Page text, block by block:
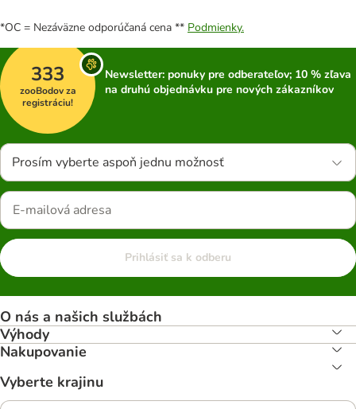
*OC = Nezáväzne odporúčaná cena ** Podmienky.
333
zooBodov za
registráciu!
Newsletter: ponuky pre odberateľov; 10 % zľava
na druhú objednávku pre nových zákazníkov
Prosím vyberte aspoň jednu možnosť
Prihlásiť sa k odberu
O nás a našich službách
Výhody
Nakupovanie
Vyberte krajinu